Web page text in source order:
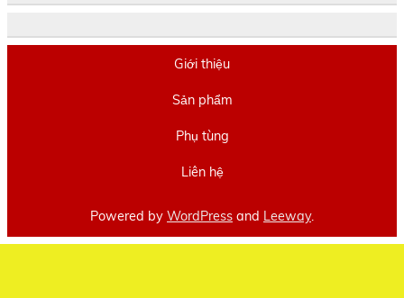
Giới thiệu
Sản phẩm
Phụ tùng
Liên hệ
Powered by WordPress and Leeway.